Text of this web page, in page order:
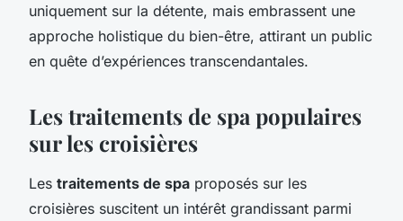
uniquement sur la détente, mais embrassent une
approche holistique du bien-être, attirant un public
en quête d’expériences transcendantales.
Les traitements de spa populaires
sur les croisières
Les traitements de spa proposés sur les
croisières suscitent un intérêt grandissant parmi